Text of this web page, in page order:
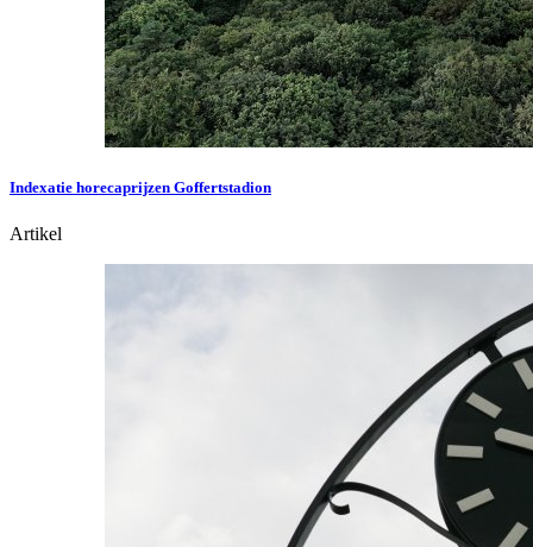
Indexatie horecaprijzen Goffertstadion
Artikel